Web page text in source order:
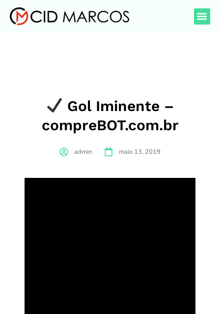
Gol Iminente –
compreBOT.com.br
admin maio 13, 2019